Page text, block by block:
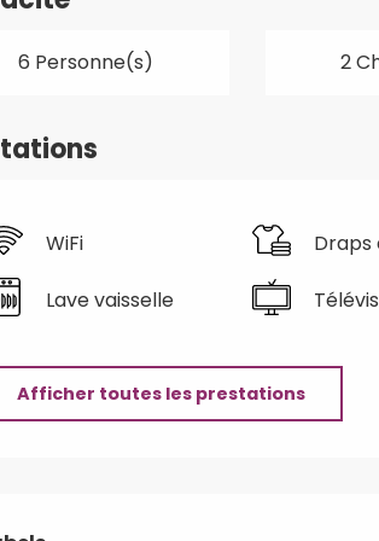
6 Personne(s) 2
WiFi Draps
Lave vaisselle
Afficher toutes les prestations
de